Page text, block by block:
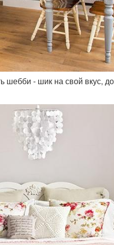
- шик на свой вкус,